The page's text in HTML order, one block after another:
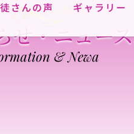
さんの声 ギャラリー
せ・ニュース
& Newa